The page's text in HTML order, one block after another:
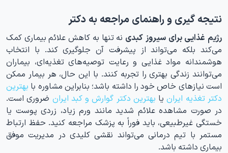
نتیجه گیری و راهنمای مراجعه به دکتر
رژیم غذایی برای سیروز کبدی نه تنها به کاهش علائم بیماری کمک
می‌کند بلکه می‌تواند از پیشرفت آن جلوگیری کند. با انتخاب
هوشمندانه مواد غذایی و رعایت توصیه‌های تغذیه‌ای، بیماران
می‌توانند زندگی بهتری را تجربه کنند. با این حال، هر بیمار ممکن
است نیازهای خاص خود را داشته باشد؛ بنابراین مشاوره با بهترین
دکتر تغذیه ایرانیا بهترین دکتر گوارش و کبد ایران ضروری است.
در صورت مشاهده علائم شدید مانند ورم زیاد، زردی پوست یا
خستگی غیرطبیعی، باید فوراً به پزشک مراجعه کنید. حفظ ارتباط
مستمر با تیم درمانی می‌تواند نقشی کلیدی در مدیریت موفق
بیماری داشته باشد.